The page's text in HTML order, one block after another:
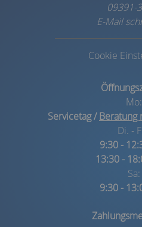
09391-
E-Mail
Cookie
Mo:
Servicetag /Beratung
Di. -
9:30 -
13:30 -
Sa:
9:30 -